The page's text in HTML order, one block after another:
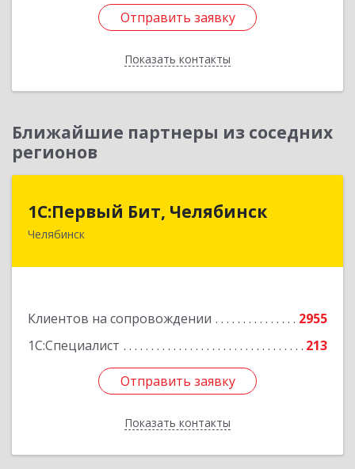
Отправить заявку
Показать контакты
Отправить заявку
Назад
Ближайшие партнеры из соседних
регионов
1С:Первый Бит, Челябинск
Челябинск
Клиентов на сопровождении
2955
1С:Специалист
213
Отправить заявку
Показать контакты
1С:Первый Бит, Челябинск
Отправить заявку
Назад